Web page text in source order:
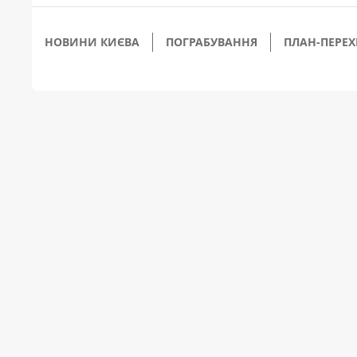
НОВИНИ КИЄВА ПОГРАБУВАННЯ ПЛАН-